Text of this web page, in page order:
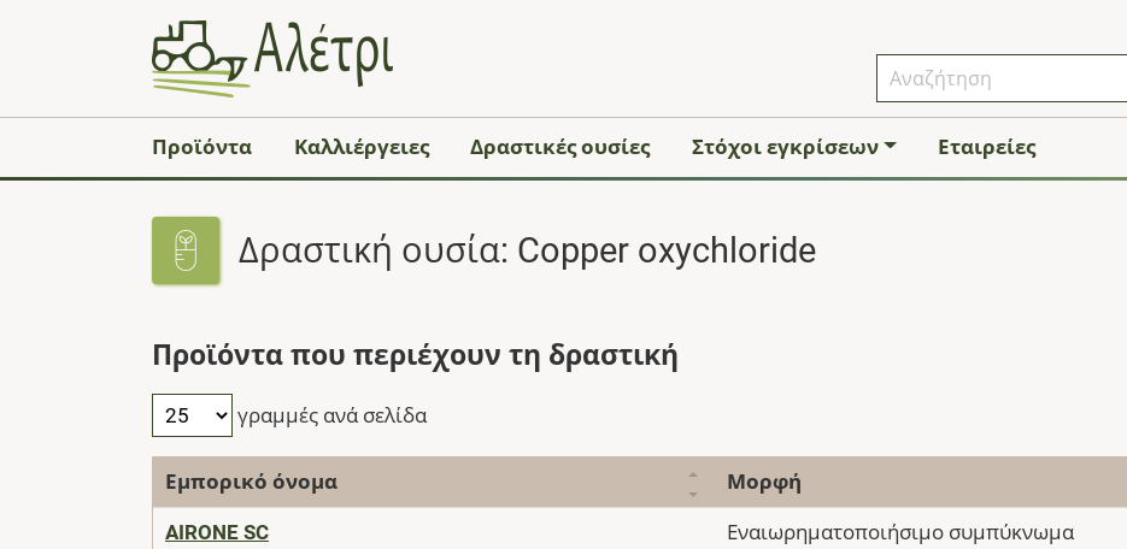
Προϊόντα Καλλιέργειες Δραστικές ουσίες Στόχοι εγκρίσεων Εταιρείες
Δραστική ουσία: Copper oxychloride
Προϊόντα που περιέχουν τη δραστική
γραμμές ανά σελίδα
Εμπορικό όνομα Μορφή
AIRONE SC Εναιωρηματοποιήσιμο συμπύκνωμα